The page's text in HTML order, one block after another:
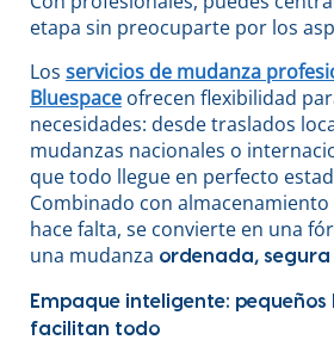
etapa sin preocuparte por los
Los servicios de mudanza
Bluespace ofrecen flexibilidad
necesidades: desde traslados
mudanzas nacionales o
que todo llegue en perfecto
Combinado con
hace falta, se convierte en una
una mudanza ordenada, segura
Empaque inteligente:
facilitan todo